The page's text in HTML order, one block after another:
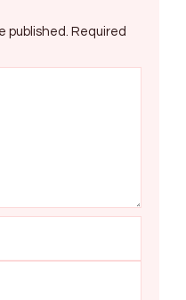
published. Required